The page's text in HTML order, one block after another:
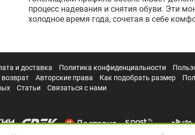
процесс надевания и снятия обуви. Эти
холодное время года, сочетая в себе
и доставка Политика конфиденциальности
Авторские права Как подобрать размер
Статьи Связаться с нами